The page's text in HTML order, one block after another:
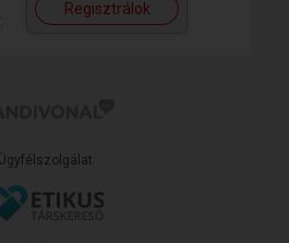
Regisztrálok
Ügyfélszolgálat